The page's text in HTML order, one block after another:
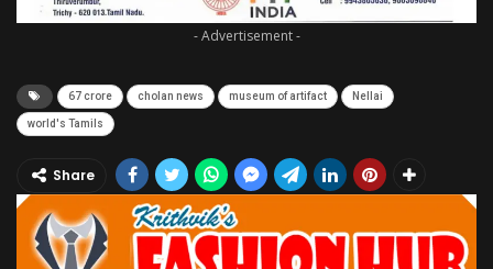
- Advertisement -
67 crore cholan news museum of artifact Nellai
world's Tamils
Share